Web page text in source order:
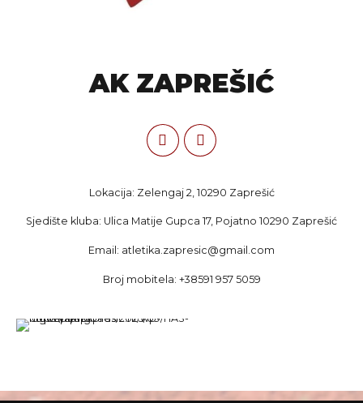
AK ZAPREŠIĆ
Lokacija: Zelengaj 2, 10290 Zaprešić
Sjedište kluba: Ulica Matije Gupca 17, Pojatno 10290 Zaprešić
Email: atletika.zapresic@gmail.com
Broj mobitela: +38591 957 5059